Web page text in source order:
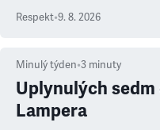
Respekt•9. 8. 2026
Minulý týden•3 minuty
Uplynulých
Lampera